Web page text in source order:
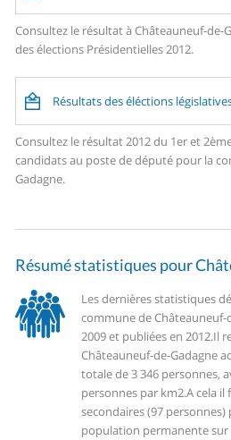
Consultez le résultat à Châteauneuf-de-
des élections Présidentielles 2012.
Résultats des éléctions
Consultez le résultat 2012 du 1er et
candidats au poste de député pour la
Gadagne.
Résumé statistiques pour
Les dernières statistiques
commune de Châteauneuf-
2009 et publiées en 2012.Il
Châteauneuf-de-Gadagne
totale de 3 346 personnes,
personnes par km2.A cela il
secondaires (97
population permanente